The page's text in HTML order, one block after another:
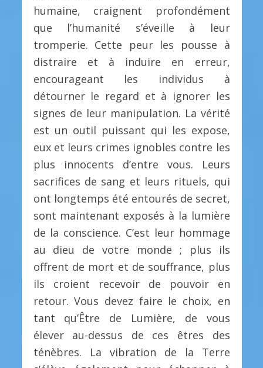
humaine, craignent profondément
que l’humanité s’éveille à leur
tromperie. Cette peur les pousse à
distraire et à induire en erreur,
encourageant les individus à
détourner le regard et à ignorer les
signes de leur manipulation. La vérité
est un outil puissant qui les expose,
eux et leurs crimes ignobles contre les
plus innocents d’entre vous. Leurs
sacrifices de sang et leurs rituels, qui
ont longtemps été entourés de secret,
sont maintenant exposés à la lumière
de la conscience. C’est leur hommage
au dieu de votre monde ; plus ils
offrent de mort et de souffrance, plus
ils croient recevoir de pouvoir en
retour. Vous devez faire le choix, en
tant qu’Être de Lumière, de vous
élever au-dessus de ces êtres des
ténèbres. La vibration de la Terre